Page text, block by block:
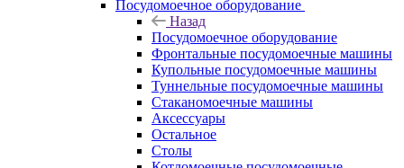
Посудомоечное оборудование
Назад
Посудомоечное оборудование
Фронтальные посудомоечные машины
Купольные посудомоечные машины
Туннельные посудомоечные машины
Стаканомоечные машины
Аксессуары
Остальное
Столы